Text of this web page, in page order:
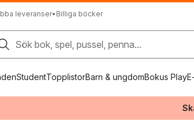
leveranser• Billiga böcker
Sök bok, spel, pussel, penna...
StudentTopplistorBarn & ungdomBokus Play